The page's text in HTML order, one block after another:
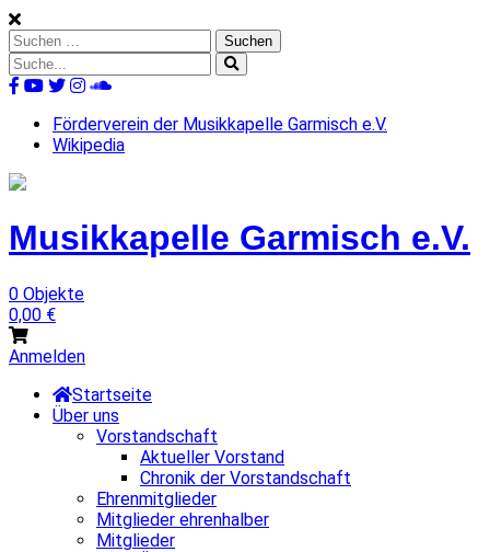
Skip
to
content
Suchen
nach:
Suche
nach:
Förderverein der Musikkapelle Garmisch e.V.
Wikipedia
Musikkapelle Garmisch e.V.
0 Objekte
0,00 €
Anmelden
Startseite
Über uns
Vorstandschaft
Aktueller Vorstand
Chronik der Vorstandschaft
Ehrenmitglieder
Mitglieder ehrenhalber
Mitglieder